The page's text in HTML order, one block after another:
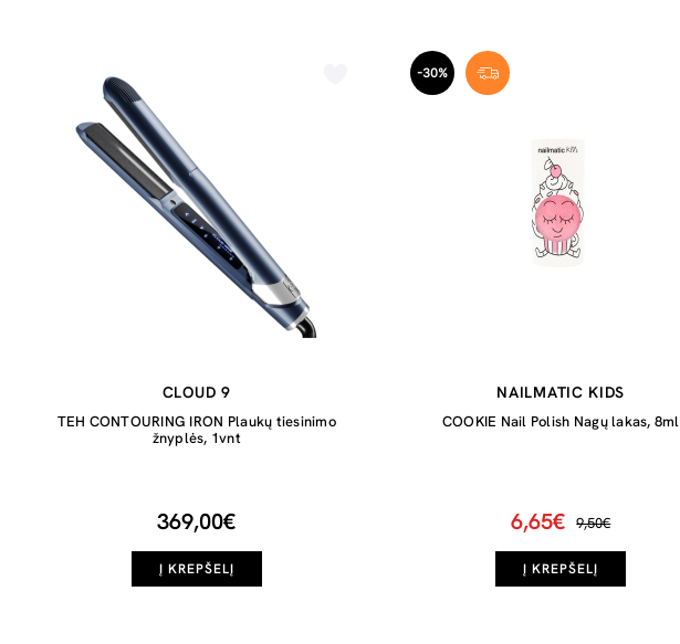
CLOUD 9
TEH CONTOURING IRON Plaukų tiesinimo
žnyplės, 1vnt
369,00€
Į KREPŠELĮ
-30%
NAILMATIC KIDS
COOKIE Nail Polish Nagų lakas, 8ml
6,65€ 9,50€
Į KREPŠELĮ